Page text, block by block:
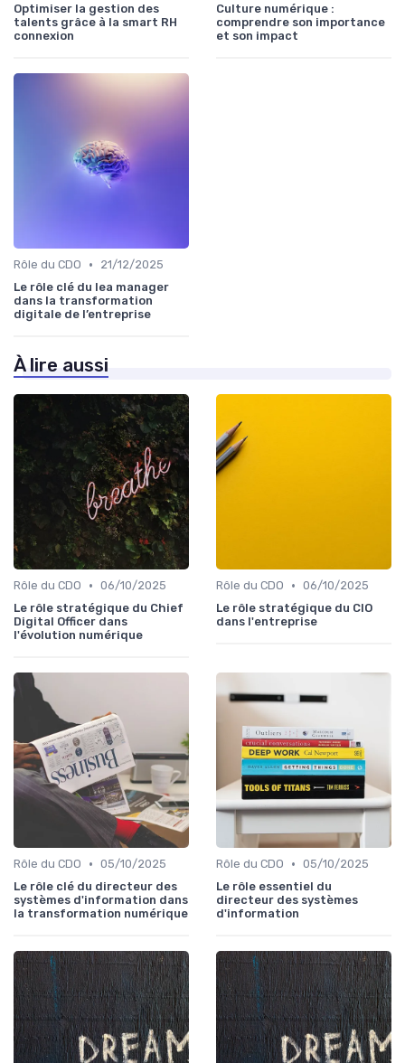
Optimiser la gestion des
talents grâce à la smart RH
connexion
Culture numérique :
comprendre son importance
et son impact
Rôle du CDO •
21/12/2025
Le rôle clé du lea manager
dans la transformation
digitale de l’entreprise
À lire aussi
Rôle du CDO • 06/10/2025
Le rôle stratégique du Chief
Digital Officer dans
l'évolution numérique
Rôle du CDO • 06/10/2025
Le rôle stratégique du CIO
dans l'entreprise
Rôle du CDO • 05/10/2025
Le rôle clé du directeur des
systèmes d'information dans
la transformation numérique
Rôle du CDO • 05/10/2025
Le rôle essentiel du
directeur des systèmes
d'information